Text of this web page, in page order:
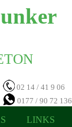
02 14 / 41 9 06
0177 / 90 72 136
LINKS